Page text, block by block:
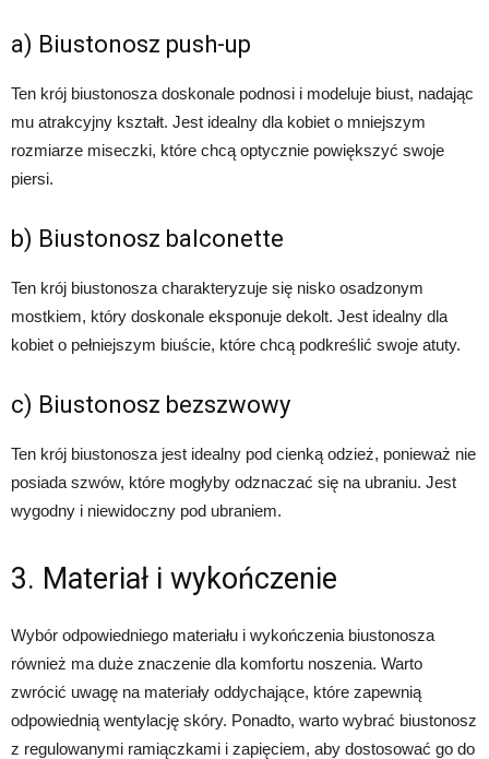
a) Biustonosz push-up
Ten krój biustonosza doskonale podnosi i modeluje biust, nadając
mu atrakcyjny kształt. Jest idealny dla kobiet o mniejszym
rozmiarze miseczki, które chcą optycznie powiększyć swoje
piersi.
b) Biustonosz balconette
Ten krój biustonosza charakteryzuje się nisko osadzonym
mostkiem, który doskonale eksponuje dekolt. Jest idealny dla
kobiet o pełniejszym biuście, które chcą podkreślić swoje atuty.
c) Biustonosz bezszwowy
Ten krój biustonosza jest idealny pod cienką odzież, ponieważ nie
posiada szwów, które mogłyby odznaczać się na ubraniu. Jest
wygodny i niewidoczny pod ubraniem.
3. Materiał i wykończenie
Wybór odpowiedniego materiału i wykończenia biustonosza
również ma duże znaczenie dla komfortu noszenia. Warto
zwrócić uwagę na materiały oddychające, które zapewnią
odpowiednią wentylację skóry. Ponadto, warto wybrać biustonosz
z regulowanymi ramiączkami i zapięciem, aby dostosować go do